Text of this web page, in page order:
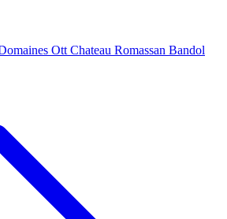
Ott Chateau Romassan Bandol